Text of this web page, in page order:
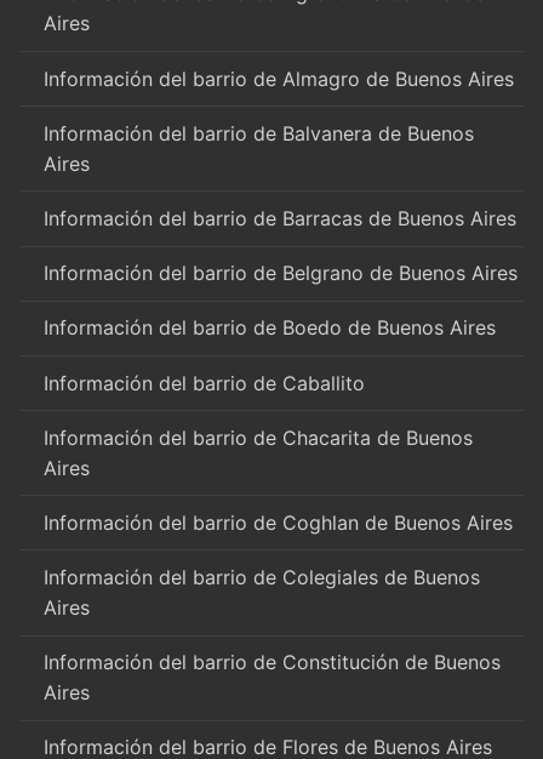
Aires
Información del barrio de Almagro de Buenos Aires
Información del barrio de Balvanera de Buenos
Aires
Información del barrio de Barracas de Buenos Aires
Información del barrio de Belgrano de Buenos Aires
Información del barrio de Boedo de Buenos Aires
Información del barrio de Caballito
Información del barrio de Chacarita de Buenos
Aires
Información del barrio de Coghlan de Buenos Aires
Información del barrio de Colegiales de Buenos
Aires
Información del barrio de Constitución de Buenos
Aires
Información del barrio de Flores de Buenos Aires